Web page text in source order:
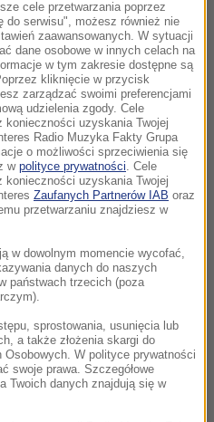
i Gruźlicy w Gdańsku,
Izby Przyjęć i
pacjentów z
koronawirusem -
Pomorskich
są sprawdzane osoby,
pracownikiem
poddane testom na
19 są kierowani do
w Gdańsku oraz
Medycyny Morskiej i
cele przetwarzania poprzez
do serwisu", możesz również nie
zaawansowanych. W sytuacji
dane osobowe w innych celach na
w tym zakresie dostępne są
kliknięcie w przycisk
zarządzać swoimi preferencjami
udzielenia zgody. Cele
konieczności uzyskania Twojej
Radio Muzyka Fakty Grupa
o możliwości sprzeciwienia się
w polityce prywatności. Cele
konieczności uzyskania Twojej
Zaufanych Partnerów IAB oraz
przetwarzaniu znajdziesz w
w dowolnym momencie wycofać,
danych do naszych
państwach trzecich (poza
sprostowania, usunięcia lub
a także złożenia skargi do
Osobowych. W polityce prywatności
swoje prawa. Szczegółowe
Twoich danych znajdują się w